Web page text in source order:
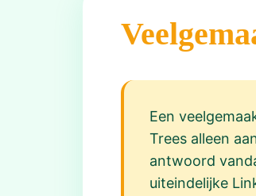
Een
Trees alleen
antwoord
uiteindelijke